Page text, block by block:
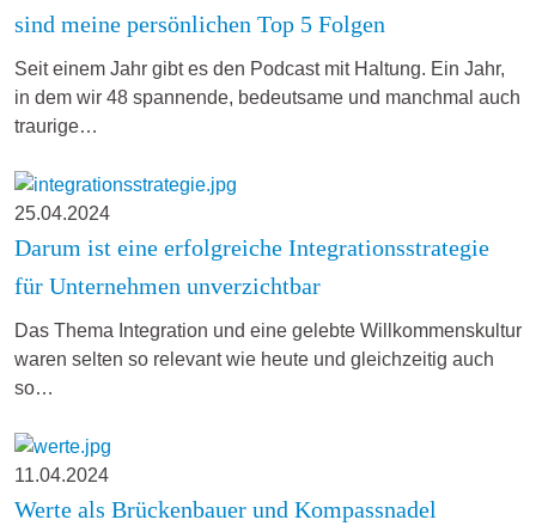
sind meine persönlichen Top 5 Folgen
Seit einem Jahr gibt es den Podcast mit Haltung. Ein Jahr,
in dem wir 48 spannende, bedeutsame und manchmal auch
traurige…
25.04.2024
Darum ist eine erfolgreiche Integrationsstrategie
für Unternehmen unverzichtbar
Das Thema Integration und eine gelebte Willkommenskultur
waren selten so relevant wie heute und gleichzeitig auch
so…
11.04.2024
Werte als Brückenbauer und Kompassnadel